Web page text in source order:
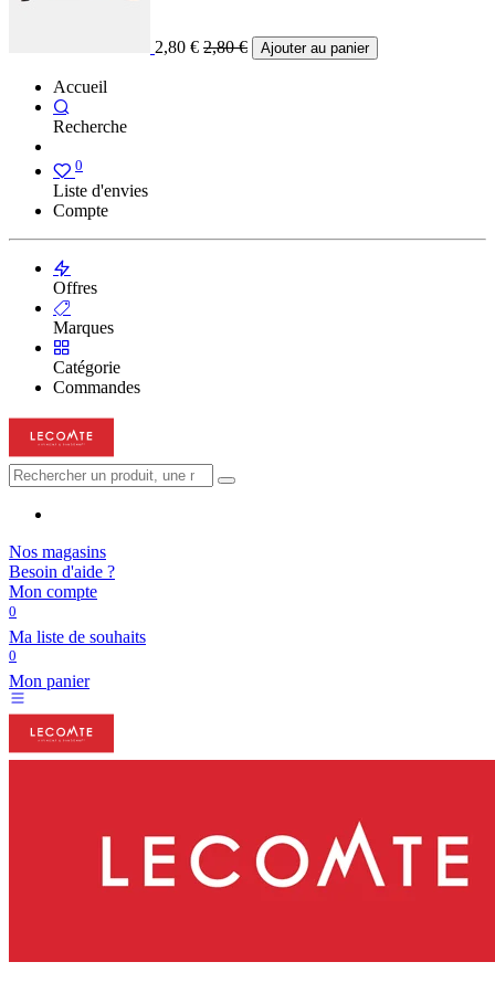
2,80 € 2,80€ Ajouter au panier
Accueil
Recherche
0
Liste d'envies
Compte
Offres
Marques
Catégorie
Commandes
Nos magasins
Besoin d'aide ?
Mon compte
0
Ma liste de souhaits
0
Mon panier